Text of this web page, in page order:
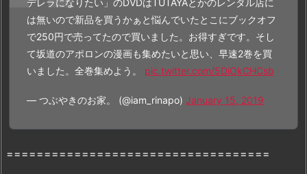
2.
1.
『坂
道
の
ロ
は無いので新品を買うかぁと悩んでいたとこにブックオフ
で250円で売ってたので買いました。お得すぎです。そし
て坂道のアポロンの漫画も集めたいと思い、早速2巻を買
いました。全巻集めよう。 pic.twitter.com/5DiOkCHCsb
— つぶやきのお家。 (@iam_rinapo) January 15, 2019
===================================